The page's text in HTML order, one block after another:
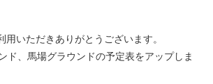
用いただきありがとうございます。
ド、馬場グラウンドの予定表をアップしま